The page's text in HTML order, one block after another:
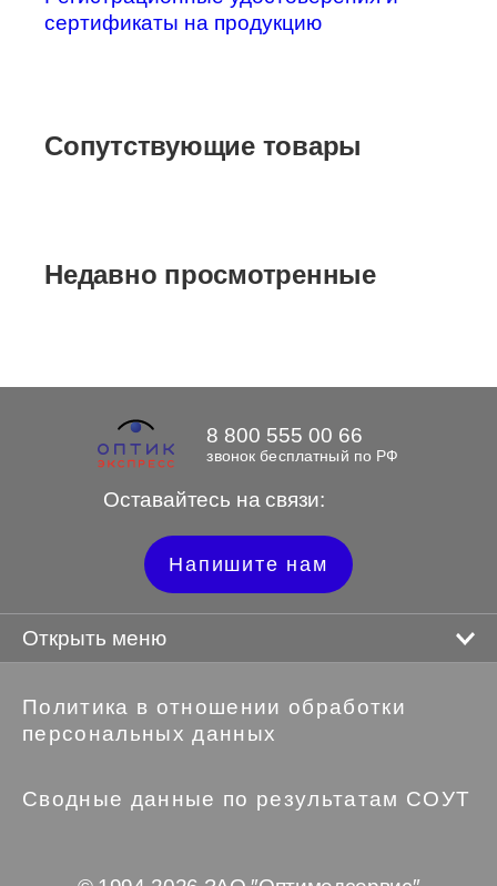
сертификаты на продукцию
Сопутствующие товары
Недавно просмотренные
Оставайтесь на связи:
8 800 555 00 66
звонок бесплатный по РФ
Напишите нам
Открыть меню
Политика в отношении обработки
персональных данных
Сводные данные по результатам СОУТ